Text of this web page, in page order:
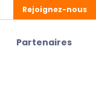
Rejoignez-nous
Partenaires